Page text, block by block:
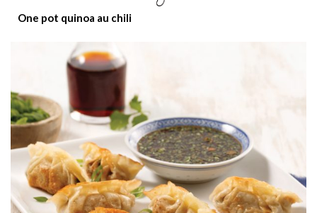
One pot quinoa au chili